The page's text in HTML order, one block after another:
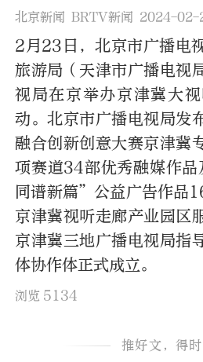
北京新闻 BRTV新闻 2024-
2月23日，北京市广播电
旅游局（天津市广播电视
视局在京举办京津冀大
动。北京市广播电视局发
融合创新创意大赛京津冀
项赛道34部优秀融媒作
同谱新篇”公益广告作品
京津冀视听走廊产业园区
京津冀三地广播电视局指
体协作体正式成立。
浏览 5134
推好文，得